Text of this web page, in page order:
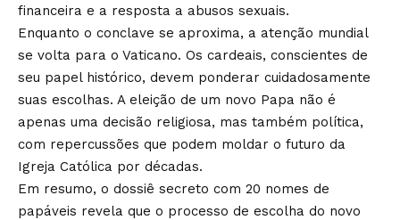
financeira e a resposta a abusos sexuais.
Enquanto o conclave se aproxima, a atenção mundial
se volta para o Vaticano. Os cardeais, conscientes de
seu papel histórico, devem ponderar cuidadosamente
suas escolhas. A eleição de um novo Papa não é
apenas uma decisão religiosa, mas também política,
com repercussões que podem moldar o futuro da
Igreja Católica por décadas.
Em resumo, o dossiê secreto com 20 nomes de
papáveis revela que o processo de escolha do novo